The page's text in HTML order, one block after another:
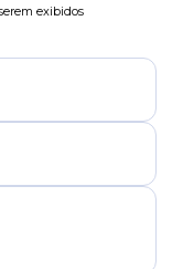
exibidos